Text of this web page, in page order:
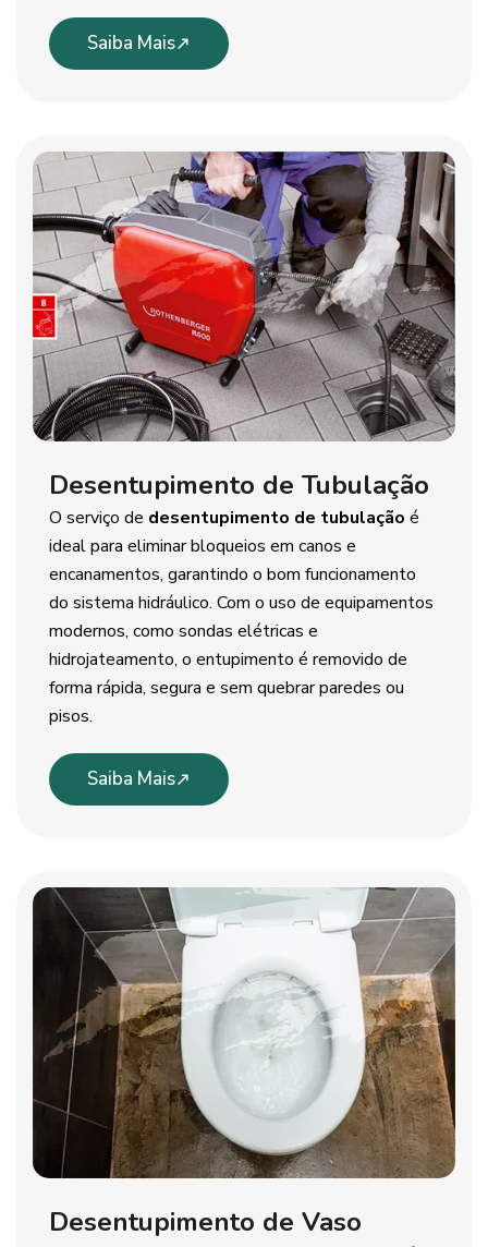
Saiba Mais
Desentupimento de Tubulação
O serviço de desentupimento de tubulação é
ideal para eliminar bloqueios em canos e
encanamentos, garantindo o bom funcionamento
do sistema hidráulico. Com o uso de equipamentos
modernos, como sondas elétricas e
hidrojateamento, o entupimento é removido de
forma rápida, segura e sem quebrar paredes ou
pisos.
Saiba Mais
Desentupimento de Vaso